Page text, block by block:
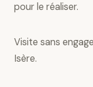
pour le réaliser.
Visite sans
Isère.